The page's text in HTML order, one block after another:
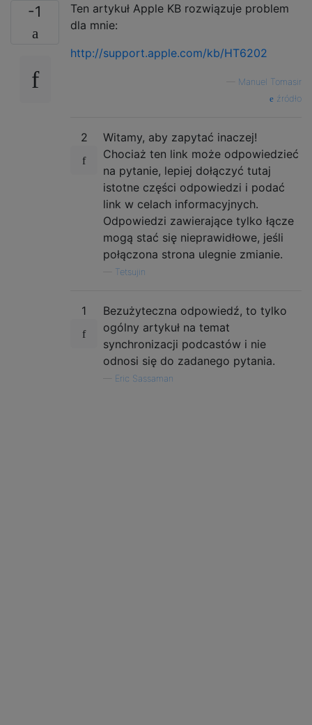
-1
Ten artykuł Apple KB rozwiązuje problem
dla mnie:
http://support.apple.com/kb/HT6202
Manuel Tomasir
źródło
2
Witamy, aby zapytać inaczej!
Chociaż ten link może odpowiedzieć
na pytanie, lepiej dołączyć tutaj
istotne części odpowiedzi i podać
link w celach informacyjnych.
Odpowiedzi zawierające tylko łącze
mogą stać się nieprawidłowe, jeśli
połączona strona ulegnie zmianie.
Tetsujin
1
Bezużyteczna odpowiedź, to tylko
ogólny artykuł na temat
synchronizacji podcastów i nie
odnosi się do zadanego pytania.
Eric Sassaman